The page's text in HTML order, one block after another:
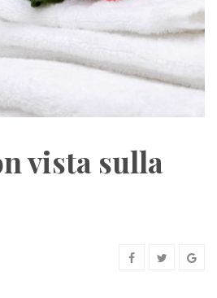
vista sulla